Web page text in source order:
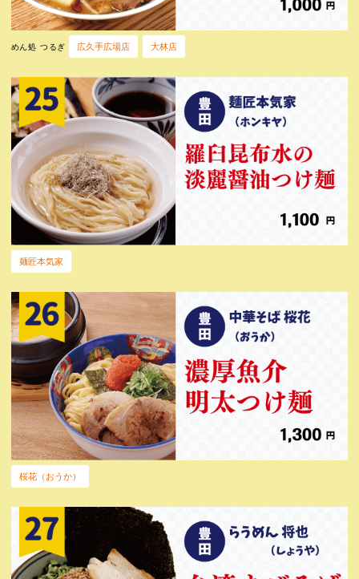
めん処 つるぎ 広久手広場店 大林店
麺匠本気家
桜花（おうか）